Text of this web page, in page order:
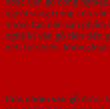
ngoài sang trọng của
nhôm tạo nên sản phẩm
nghệ in vân gỗ tiên tiến
nét, tự nhiên, không
Cửa nhôm vân gỗ được